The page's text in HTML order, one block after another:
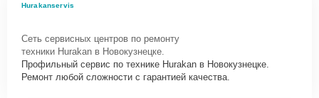
Hurakanservis
Сеть сервисных центров по ремонту
техники Hurakan в Новокузнецке.
Профильный сервис по технике Hurakan в Новокузнецке.
Ремонт любой сложности с гарантией качества.